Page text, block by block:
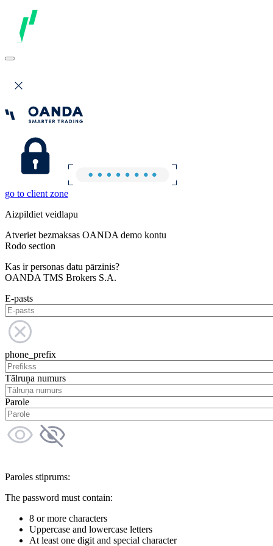
go to client zone
Aizpildiet veidlapu
Atveriet bezmaksas OANDA demo kontu
Rodo section
Kas ir personas datu pārzinis?
OANDA TMS Brokers S.A.
E-pasts
phone_prefix
Tālruņa numurs
Parole
Paroles stiprums:
The password must contain:
8 or more characters
Uppercase and lowercase letters
At least one digit and special character